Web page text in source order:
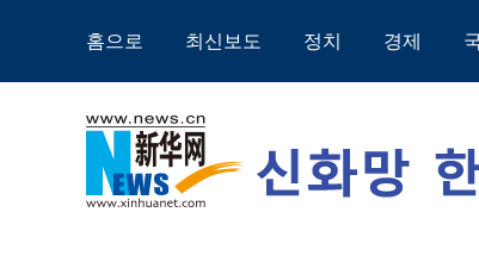
홈으로 최신보도 정치 경제